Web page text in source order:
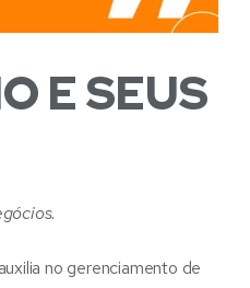
E SEUS
no gerenciamento de